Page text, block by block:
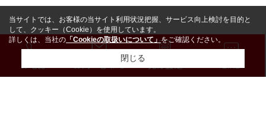
お問い合わせ
当サイトでは、お客様の当サイト利用状況把握、サービス向上検討を目的と
して、クッキー（Cookie）を使用しています。
詳しくは、当社の 「Cookieの取扱いについて」をご確認ください。
閉じる